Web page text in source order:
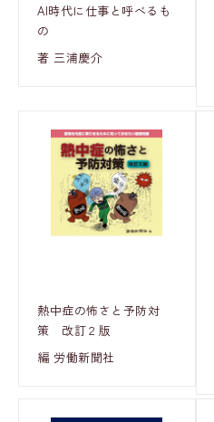
AI時代に仕事と呼べるも
の
著 三浦慶介
熱中症の怖さと予防対
策 改訂２版
編 労働新聞社